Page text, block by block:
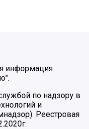
информация
по надзору в
и
Реестровая